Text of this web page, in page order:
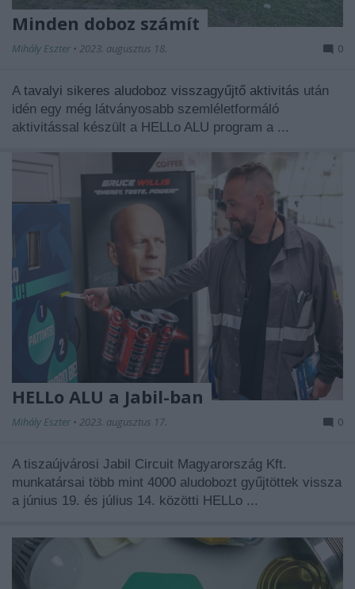
Minden doboz számít
Mihály Eszter • 2023. augusztus 18. 0
A tavalyi sikeres aludoboz visszagyűjtő aktivitás után
idén egy még látványosabb szemléletformáló
aktivitással készült a HELLo ALU program a ...
HELLo ALU a Jabil-ban
Mihály Eszter • 2023. augusztus 17. 0
A tiszaújvárosi Jabil Circuit Magyarország Kft.
munkatársai több mint 4000 aludobozt gyűjtöttek vissza
a június 19. és július 14. közötti HELLo ...